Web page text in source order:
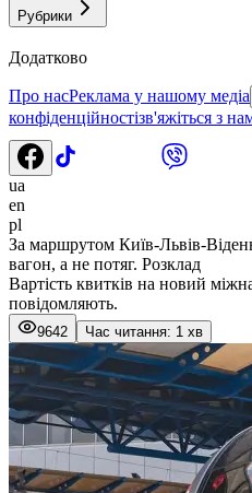
Рубрики
Додатково
Про насРеклама у нашому медіа
конфіденційностізв'яжіться з
ua
en
pl
За маршрутом Київ-Львів-
вагон, а не потяг. Розклад
Вартість квитків на новий
повідомляють.
9642 Час читання: 1 хв